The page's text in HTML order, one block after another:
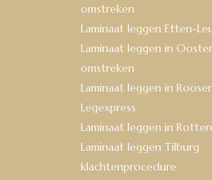
omstreken
Laminaat leggen Etten-
Laminaat leggen in
omstreken
Laminaat leggen in
Legexpress
Laminaat leggen in
Laminaat leggen Tilburg
klachtenprocedure